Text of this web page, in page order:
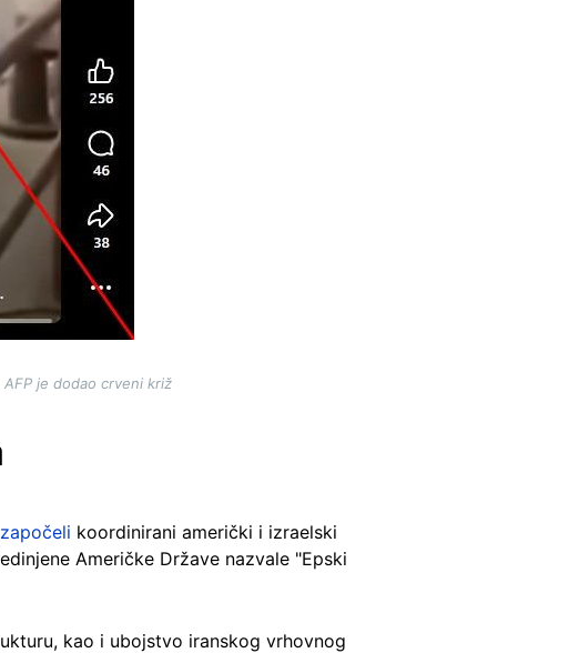
je dodao crveni križ
započeli koordinirani američki i izraelski
Američke Države nazvale "Epski
kao i ubojstvo iranskog vrhovnog